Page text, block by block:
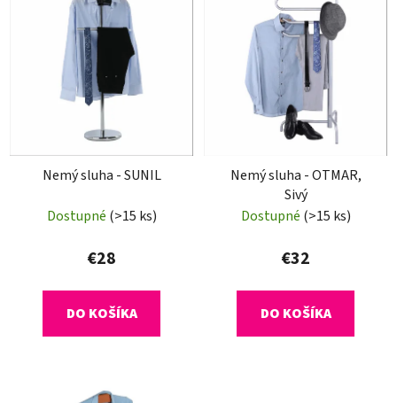
d
Nemý sluha - SUNIL
Dostupné (>15 ks)
€28
DO KOŠÍKA
Nemý sluha - OTMAR,
Sivý
Dostupné (>15 ks)
€32
DO KOŠÍKA